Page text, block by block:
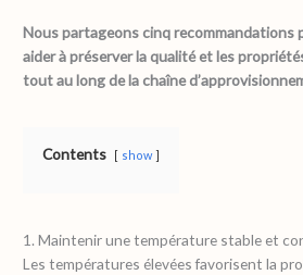
Nous partageons cinq recommandations
aider à préserver la qualité et les
tout au long de la chaîne
Contents show
1. Maintenir une température stable et
Les températures élevées favorisent la